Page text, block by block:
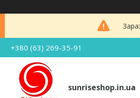
+380 (63) 269-35-91
sunriseshop.in.ua